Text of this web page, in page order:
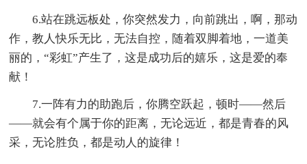
6.站在跳远板处，你突然发力，向前跳出，啊，那动
作，教人快乐无比，无法自控，随着双脚着地，一道美
丽的，“彩虹”产生了，这是成功后的嬉乐，这是爱的奉
献！
7.一阵有力的助跑后，你腾空跃起，顿时——然后
——就会有个属于你的距离，无论远近，都是青春的风
采，无论胜负，都是动人的旋律！